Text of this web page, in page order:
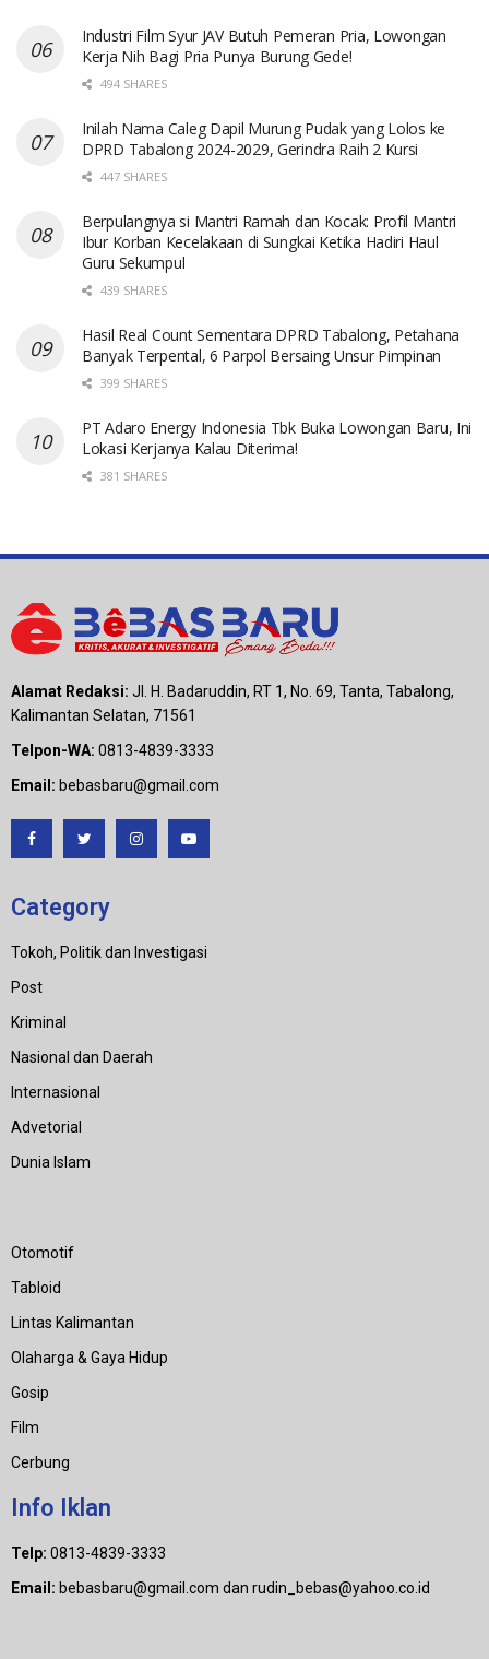
Industri Film Syur JAV Butuh Pemeran Pria, Lowongan
Kerja Nih Bagi Pria Punya Burung Gede!
494 SHARES
Inilah Nama Caleg Dapil Murung Pudak yang Lolos ke
DPRD Tabalong 2024-2029, Gerindra Raih 2 Kursi
447 SHARES
Berpulangnya si Mantri Ramah dan Kocak: Profil Mantri
Ibur Korban Kecelakaan di Sungkai Ketika Hadiri Haul
Guru Sekumpul
439 SHARES
Hasil Real Count Sementara DPRD Tabalong, Petahana
Banyak Terpental, 6 Parpol Bersaing Unsur Pimpinan
399 SHARES
PT Adaro Energy Indonesia Tbk Buka Lowongan Baru, Ini
Lokasi Kerjanya Kalau Diterima!
381 SHARES
Alamat Redaksi: Jl. H. Badaruddin, RT 1, No. 69, Tanta, Tabalong,
Kalimantan Selatan, 71561
Telpon-WA: 0813-4839-3333
Email: bebasbaru@gmail.com
Category
Tokoh, Politik dan Investigasi
Post
Kriminal
Nasional dan Daerah
Internasional
Advetorial
Dunia Islam
Otomotif
Tabloid
Lintas Kalimantan
Olaharga & Gaya Hidup
Gosip
Film
Cerbung
Info Iklan
Telp: 0813-4839-3333
Email: bebasbaru@gmail.com dan rudin_bebas@yahoo.co.id